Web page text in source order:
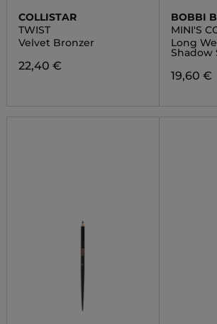
COLLISTAR
TWIST
Velvet Bronzer
22,40 €
BOBBI
MINI'S
WAVE 2
Long
Shadow
19,60 €